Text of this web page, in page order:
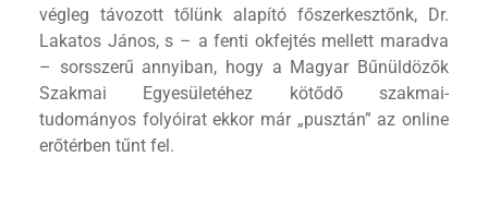
végleg távozott tőlünk alapító főszerkesztőnk, Dr.
Lakatos János, s – a fenti okfejtés mellett maradva
– sorsszerű annyiban, hogy a Magyar Bűnüldözők
Szakmai Egyesületéhez kötődő szakmai-
tudományos folyóirat ekkor már „pusztán” az online
erőtérben tűnt fel.